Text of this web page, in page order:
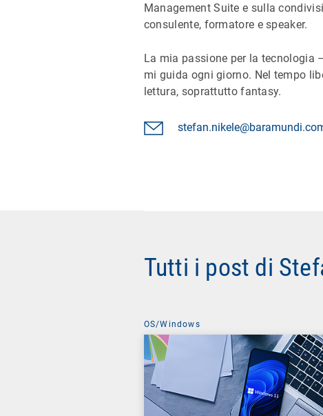
Management Suite e sulla
consulente, formatore e speaker.
La mia passione per la tecnologia
mi guida ogni giorno. Nel tempo
lettura, soprattutto fantasy.
Tutti i post di
OS/Windows